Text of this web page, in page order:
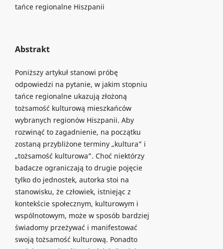
tańce regionalne Hiszpanii
Abstrakt
Poniższy artykuł stanowi próbę
odpowiedzi na pytanie, w jakim stopniu
tańce regionalne ukazują złożoną
tożsamość kulturową mieszkańców
wybranych regionów Hiszpanii. Aby
rozwinąć to zagadnienie, na początku
zostaną przybliżone terminy „kultura” i
„tożsamość kulturowa”. Choć niektórzy
badacze ograniczają to drugie pojęcie
tylko do jednostek, autorka stoi na
stanowisku, że człowiek, istniejąc z
kontekście społecznym, kulturowym i
wspólnotowym, może w sposób bardziej
świadomy przeżywać i manifestować
swoją tożsamość kulturową. Ponadto